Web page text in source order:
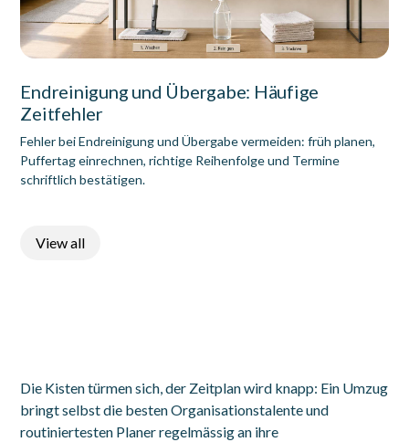
Endreinigung und Übergabe: Häufige
Zeitfehler
Fehler bei Endreinigung und Übergabe vermeiden: früh planen,
Puffertag einrechnen, richtige Reihenfolge und Termine
schriftlich bestätigen.
View all
Die Kisten türmen sich, der Zeitplan wird knapp: Ein Umzug
bringt selbst die besten Organisationstalente und
routiniertesten Planer regelmässig an ihre